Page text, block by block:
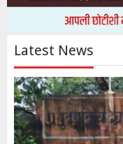
Latest News